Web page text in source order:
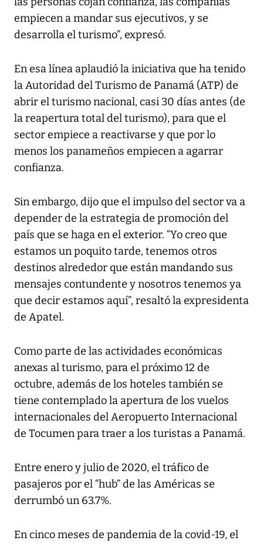
empiecen a mandar sus ejecutivos, y se
desarrolla el turismo”, expresó.
En esa línea aplaudió la iniciativa que ha tenido
la Autoridad del Turismo de Panamá (ATP) de
abrir el turismo nacional, casi 30 días antes (de
la reapertura total del turismo), para que el
sector empiece a reactivarse y que por lo
menos los panameños empiecen a agarrar
confianza.
Sin embargo, dijo que el impulso del sector va a
depender de la estrategia de promoción del
país que se haga en el exterior. “Yo creo que
estamos un poquito tarde, tenemos otros
destinos alrededor que están mandando sus
mensajes contundente y nosotros tenemos ya
que decir estamos aquí”, resaltó la expresidenta
de Apatel.
Como parte de las actividades económicas
anexas al turismo, para el próximo 12 de
octubre, además de los hoteles también se
tiene contemplado la apertura de los vuelos
internacionales del Aeropuerto Internacional
de Tocumen para traer a los turistas a Panamá.
Entre enero y julio de 2020, el tráfico de
pasajeros por el “hub” de las Américas se
derrumbó un 63.7%.
En cinco meses de pandemia de la covid-19, el